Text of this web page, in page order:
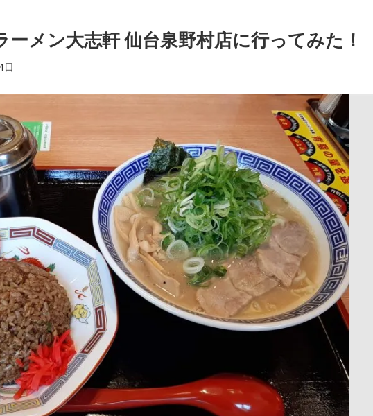
ーメン大志軒 仙台泉野村店に行ってみた！
日